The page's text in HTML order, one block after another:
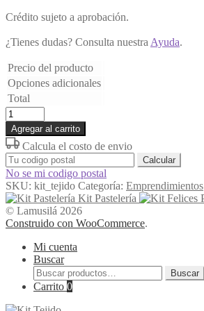
Crédito sujeto a aprobación.
¿Tienes dudas? Consulta nuestra Ayuda.
Precio del producto
Opciones adicionales
Total
Kit
Tejido
cantidad
Agregar al carrito
Calcula el costo de envio
Calcular
No se mi codigo postal
SKU: kit_tejido Categoría: Emprendimientos
Kit Pastelería
© Lamusilá 2026
Construido con WooCommerce.
Mi cuenta
Buscar
Buscar
por:
Buscar
Carrito 0